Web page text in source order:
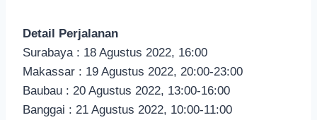
Detail Perjalanan
Surabaya : 18 Agustus 2022, 16:00
Makassar : 19 Agustus 2022, 20:00-23:00
Baubau : 20 Agustus 2022, 13:00-16:00
Banggai : 21 Agustus 2022, 10:00-11:00